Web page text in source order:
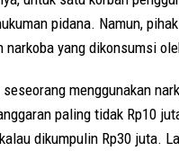
pidana. Namun,
yang dikonsumsi
menggunakan
paling tidak Rp10
dikumpulin Rp30 juta.